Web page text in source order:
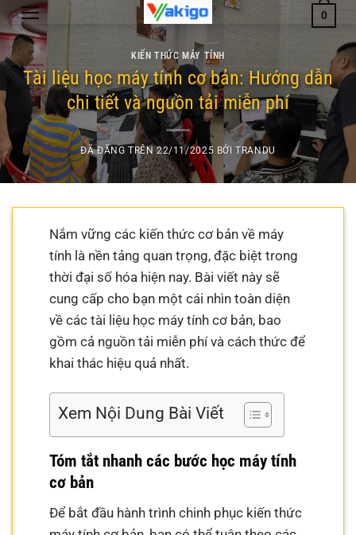
Chuyển
đến
nội
dung
0
KIẾN THỨC MÁY TÍNH
Tài liệu học máy tính cơ bản: Hướng dẫn
chi tiết và nguồn tải miễn phí
ĐÃ ĐĂNG TRÊN22/11/2025 BỞITRANDU
Nắm vững các kiến thức cơ bản về máy
tính là nền tảng quan trọng, đặc biệt trong
thời đại số hóa hiện nay. Bài viết này sẽ
cung cấp cho bạn một cái nhìn toàn diện
về các tài liệu học máy tính cơ bản, bao
gồm cả nguồn tải miễn phí và cách thức để
khai thác hiệu quả nhất.
Xem Nội Dung Bài Viết
Tóm tắt nhanh các bước học máy tính
cơ bản
Để bắt đầu hành trình chinh phục kiến thức